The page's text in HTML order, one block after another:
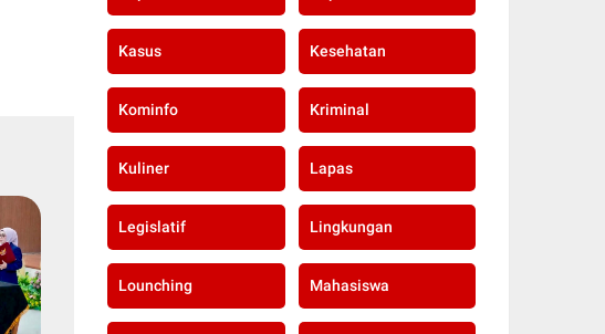
Kasus Kesehatan
Kominfo Kriminal
Kuliner Lapas
Legislatif Lingkungan
Lounching Mahasiswa